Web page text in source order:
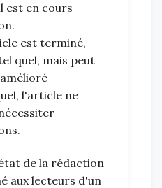
est en cours
est terminé,
quel, mais peut
l'article ne
de la rédaction
aux lecteurs d'un